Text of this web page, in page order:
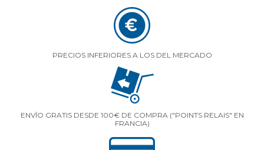
PRECIOS INFERIORES A LOS DEL MERCADO
ENVÍO GRATIS DESDE 100€ DE COMPRA ("POINTS RELAIS" EN
FRANCIA)